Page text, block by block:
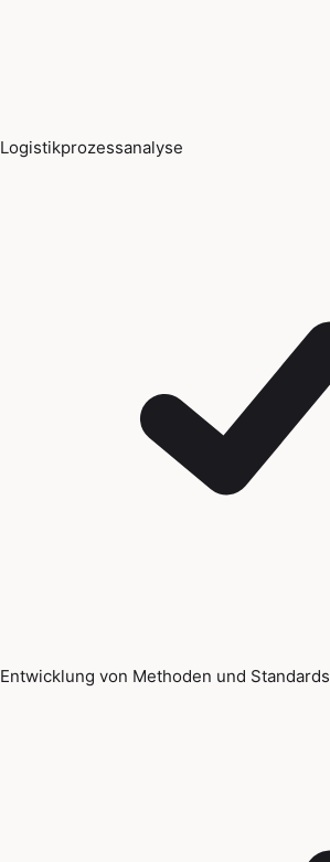
Logistikprozessanalyse
Entwicklung von Methoden und Standards